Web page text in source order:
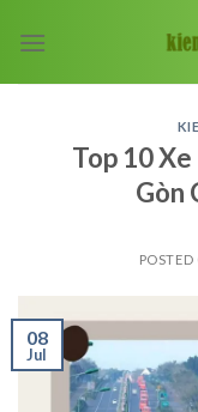
Top 10
Gòn
POSTED
08
Jul